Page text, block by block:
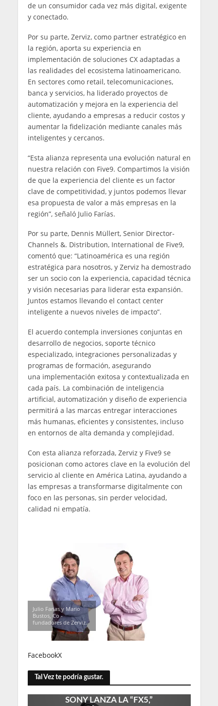
de un consumidor cada vez más digital, exigente
y conectado.
Por su parte, Zerviz, como partner estratégico en
la región, aporta su experiencia en
implementación de soluciones CX adaptadas a
las realidades del ecosistema latinoamericano.
En sectores como retail, telecomunicaciones,
banca y servicios, ha liderado proyectos de
automatización y mejora en la experiencia del
cliente, ayudando a empresas a reducir costos y
aumentar la fidelización mediante canales más
inteligentes y cercanos.
“Esta alianza representa una evolución natural en
nuestra relación con Five9. Compartimos la visión
de que la experiencia del cliente es un factor
clave de competitividad, y juntos podemos llevar
esa propuesta de valor a más empresas en la
región”, señaló Julio Farías.
Por su parte, Dennis Müllert, Senior Director-
Channels &. Distribution, International de Five9,
comentó que: “Latinoamérica es una región
estratégica para nosotros, y Zerviz ha demostrado
ser un socio con la experiencia, capacidad técnica
y visión necesarias para liderar esta expansión.
Juntos estamos llevando el contact center
inteligente a nuevos niveles de impacto”.
El acuerdo contempla inversiones conjuntas en
desarrollo de negocios, soporte técnico
especializado, integraciones personalizadas y
programas de formación, asegurando
una implementación exitosa y contextualizada en
cada país. La combinación de inteligencia
artificial, automatización y diseño de experiencia
permitirá a las marcas entregar interacciones
más humanas, eficientes y consistentes, incluso
en entornos de alta demanda y complejidad.
Con esta alianza reforzada, Zerviz y Five9 se
posicionan como actores clave en la evolución del
servicio al cliente en América Latina, ayudando a
las empresas a transformarse digitalmente con
foco en las personas, sin perder velocidad,
calidad ni empatía.
Julio Farias y Mario
Bustos, Co -
fundadores de Zerviz.
FacebookX
Tal Vez te podría gustar.
SONY LANZA LA “FX5,”